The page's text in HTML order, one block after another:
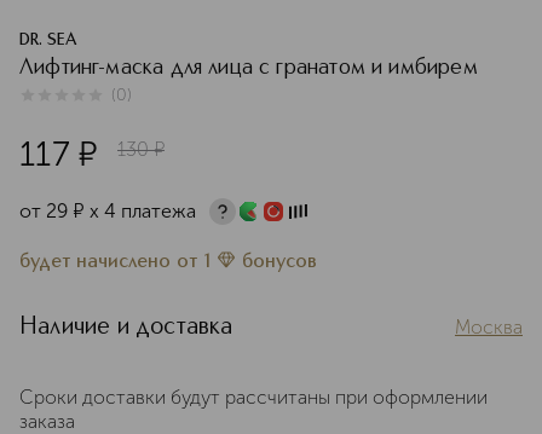
DR. SEA
Лифтинг-маска для лица с гранатом и имбирем
(0)
117 ¤ 130 ¤
от 29 ¤ х 4 платежа
будет начислено от 1 бонусов
Наличие и доставка Москва
Сроки доставки будут рассчитаны при оформлении
заказа